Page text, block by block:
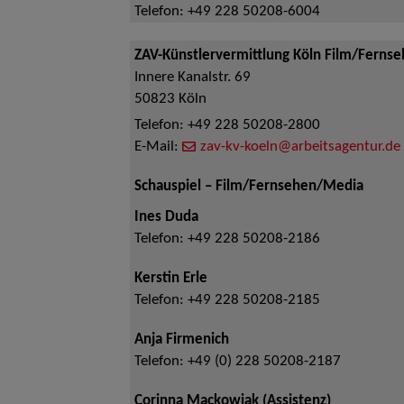
Telefon: +49 228 50208-6004
ZAV-Künstlervermittlung Köln Film/
Innere Kanalstr. 69
50823 Köln
Telefon: +49 228 50208-2800
E-Mail:
zav-kv-koeln@arbeitsagentur.de
Schauspiel – Film/Fernsehen/Media
Ines Duda
Telefon: +49 228 50208-2186
Kerstin Erle
Telefon: +49 228 50208-2185
Anja Firmenich
Telefon: +49 (0) 228 50208-2187